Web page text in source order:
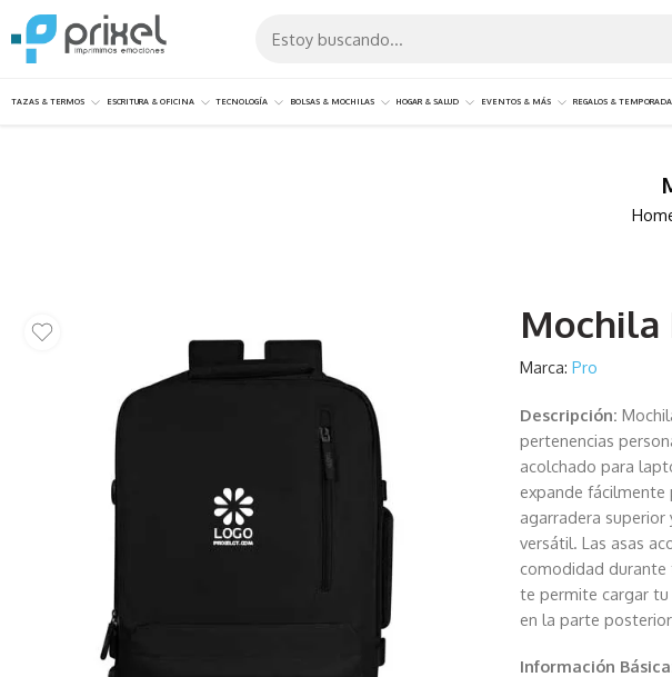
TAZAS & TERMOS ESCRITURA & OFICINA TECNOLOGÍA BOLSAS & MOCHILAS HOGAR & SALUD EVENTOS & MÁS REGALOS &
Mochila
Marca: Pro
Descripción:
pertenencias
acolchado para
expande fácilmente
agarradera
versátil. Las asas
comodidad durante
te permite cargar tu
en la parte
Información